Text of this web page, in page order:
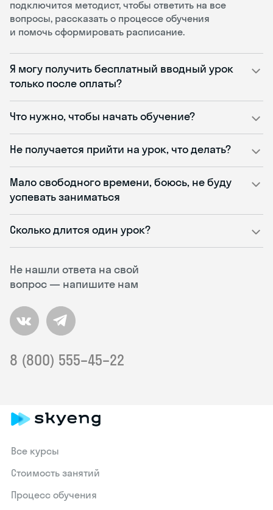
Не нашли ответа на свой
вопрос — напишите нам
8 (800) 555–45–22
подключится методист, чтобы ответить на все
вопросы, рассказать о процессе обучения
и помочь сформировать расписание.
Я могу получить бесплатный вводный урок
только после оплаты?
Что нужно, чтобы начать обучение?
Не получается прийти на урок, что делать?
Мало свободного времени, боюсь, не буду
успевать заниматься
Сколько длится один урок?
Все курсы
Стоимость занятий
Процесс обучения